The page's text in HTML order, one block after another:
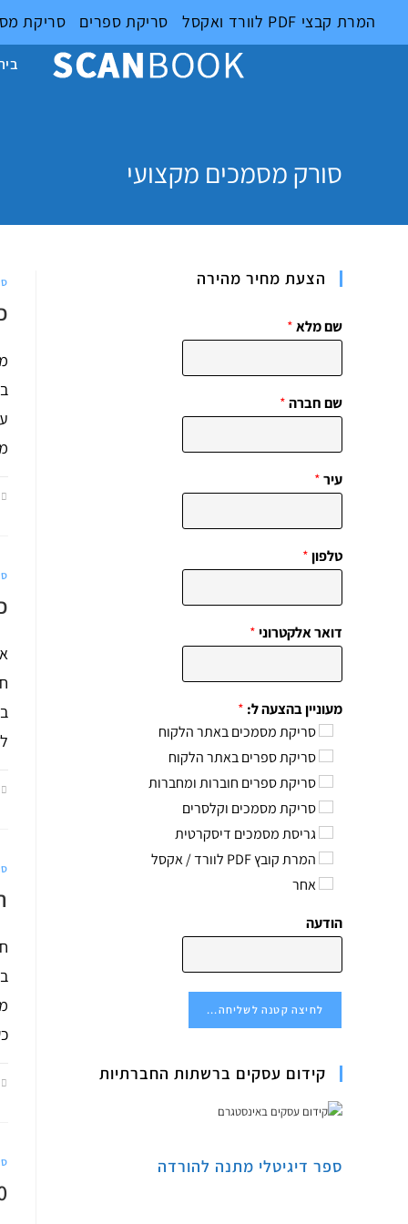
המרת קבצי PDF לוורד ואקסל סריקת ספרים סריקת
סורק מסמכים מקצועי
40
הצעת מחיר מהירה
שם מלא*
שם חברה*
עיר*
טלפון*
דואר אלקטרוני*
מעוניין בהצעה ל: *
סריקת מסמכים באתר הלקוח
סריקת ספרים באתר הלקוח
סריקת ספרים חוברות ומחברות
סריקת מסמכים וקלסרים
גריסת מסמכים דיסקרטית
המרת קובץ PDF לוורד / אקסל
אחר
הודעה
לחיצה קטנה לשליחה...
קידום עסקים ברשתות החברתיות
ספר דיגיטלי מתנה להורדה